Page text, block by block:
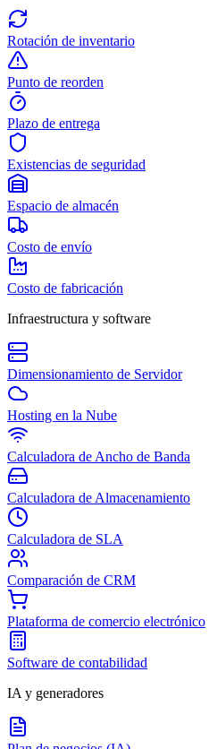
Rotación de inventario
Punto de reorden
Plazo de entrega
Existencias de seguridad
Espacio de almacén
Costo de envío
Costo de fabricación
Infraestructura y software
Dimensionamiento de Servidor
Hosting en la Nube
Calculadora de Ancho de Banda
Calculadora de Almacenamiento
Calculadora de SLA
Comparación de CRM
Plataforma de comercio electrónico
Software de contabilidad
IA y generadores